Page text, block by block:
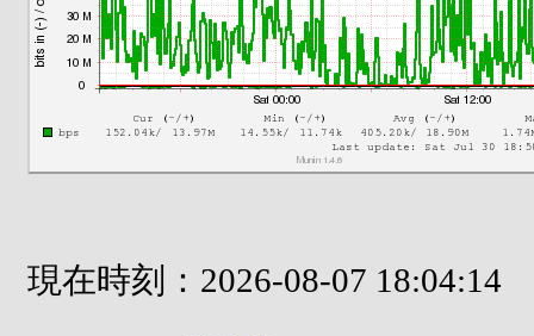
現在時刻：2026-08-07 18:04:14